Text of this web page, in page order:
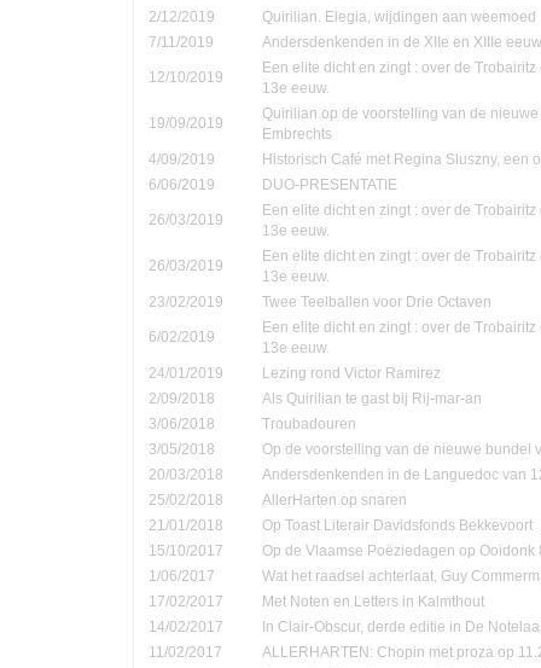
2/12/2019
Quirilian. Elegia, wijdingen aan weemoed
7/11/2019
Andersdenkenden in de XIIe en XIIIe
12/10/2019
Een elite dicht en zingt : over de
13e eeuw.
19/09/2019
Quirilian op de voorstelling van de
Embrechts
4/09/2019
Historisch Café met Regina Sluszny, een
6/06/2019
DUO-PRESENTATIE
26/03/2019
Een elite dicht en zingt : over de
13e eeuw.
26/03/2019
Een elite dicht en zingt : over de
13e eeuw.
23/02/2019
Twee Teelballen voor Drie Octaven
6/02/2019
Een elite dicht en zingt : over de
13e eeuw.
24/01/2019
Lezing rond Victor Ramirez
2/09/2018
Als Quirilian te gast bij Rij-mar-an
3/06/2018
Troubadouren
3/05/2018
Op de voorstelling van de nieuwe bundel
20/03/2018
Andersdenkenden in de Languedoc van
25/02/2018
AllerHarten op snaren
21/01/2018
Op Toast Literair Davidsfonds Bekkevoort
15/10/2017
Op de Vlaamse Poëziedagen op
1/06/2017
Wat het raadsel achterlaat, Guy
17/02/2017
Met Noten en Letters in Kalmthout
14/02/2017
In Clair-Obscur, derde editie in De
11/02/2017
ALLERHARTEN: Chopin met proza op